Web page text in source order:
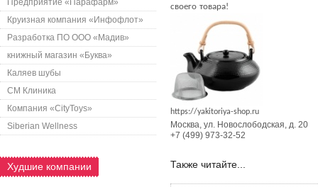
Предприятие «Парафарм»
Круизная компания «Инфофлот»
Разработка ПО ООО «Мадив»
книжный магазин «Буква»
Каляев шубы
СМ Клиника
Компания «CityToys»
Siberian Wellness
Худшие компании
своего товара!
https://yakitoriya-shop.ru
Москва, ул. Новослободская, д. 20
+7 (499) 973-32-52
Также читайте...